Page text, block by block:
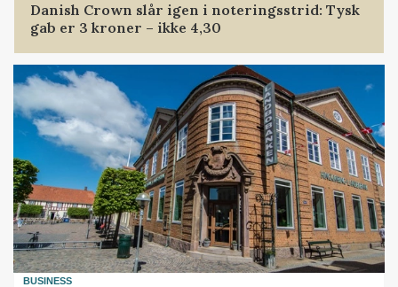
Danish Crown slår igen i noteringsstrid: Tysk
gab er 3 kroner – ikke 4,30
BUSINESS